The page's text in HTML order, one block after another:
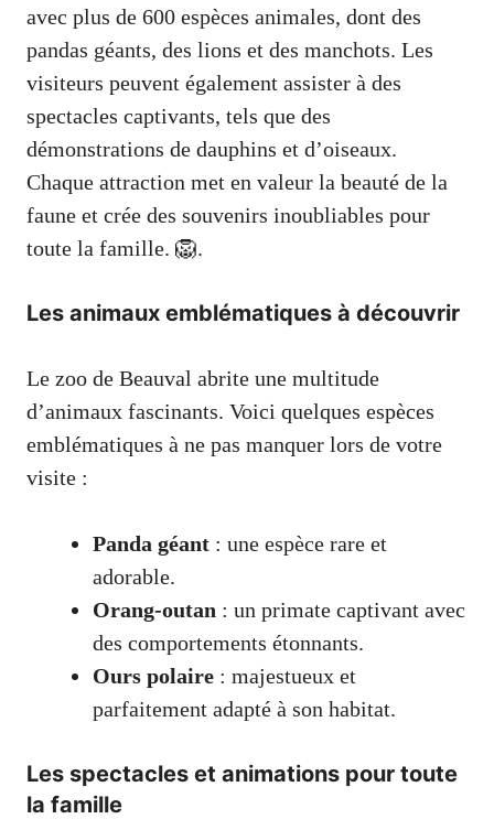
avec plus de 600 espèces animales, dont des
pandas géants, des lions et des manchots. Les
visiteurs peuvent également assister à des
spectacles captivants, tels que des
démonstrations de dauphins et d’oiseaux.
Chaque attraction met en valeur la beauté de la
faune et crée des souvenirs inoubliables pour
toute la famille. 🦁.
Les animaux emblématiques à découvrir
Le zoo de Beauval abrite une multitude
d’animaux fascinants. Voici quelques espèces
emblématiques à ne pas manquer lors de votre
visite :
Panda géant : une espèce rare et
adorable.
Orang-outan : un primate captivant avec
des comportements étonnants.
Ours polaire : majestueux et
parfaitement adapté à son habitat.
Les spectacles et animations pour toute
la famille